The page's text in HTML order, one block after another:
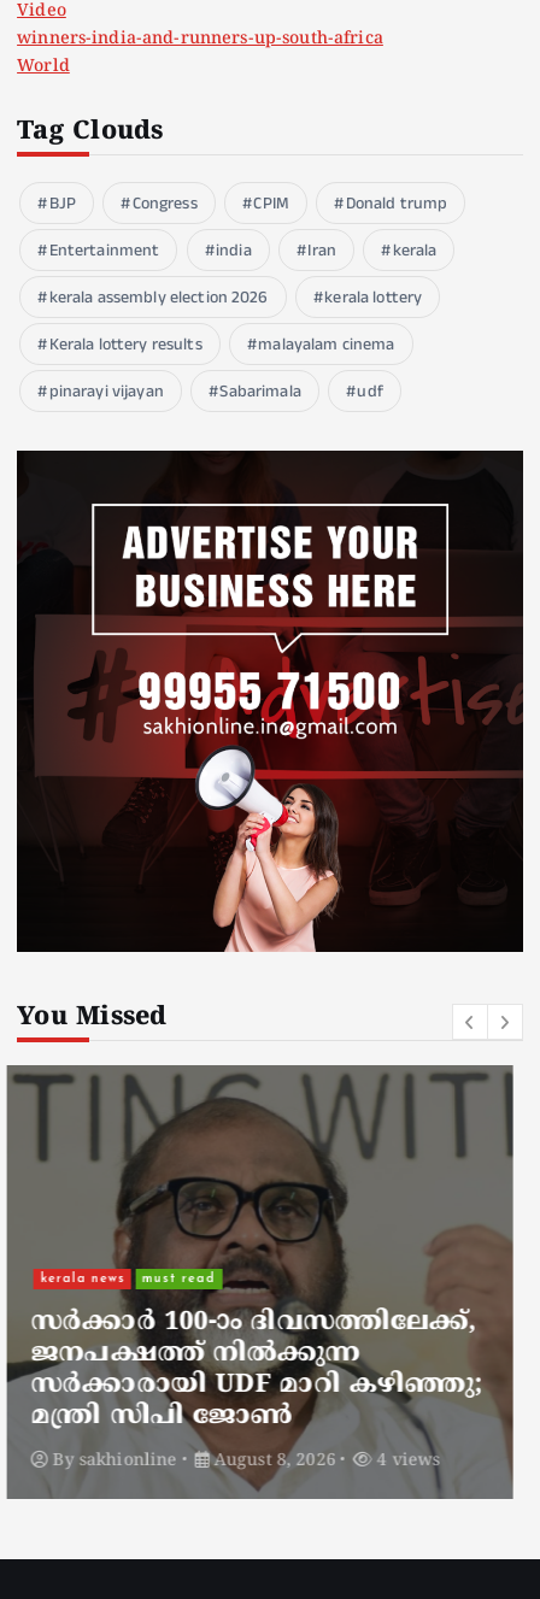
Video
winners-india-and-runners-up-south-africa
World
Tag Clouds
BJP Congress CPIM
Donald trump
Entertainment
india Iran
kerala
kerala assembly election 2026
kerala lottery
Kerala lottery results
malayalam cinema
pinarayi vijayan
Sabarimala udf
You Missed
kerala news must read
നാടെങ്ങും പൊലീസ് തിരയുന്നു,
ചായകുടിക്കാൻ എടപ്പാളിലെത്തി
അർജുൻ ആയങ്കി;
സഞ്ചരിക്കുന്നത് വാഹനങ്ങൾ
മാറ്റി
Bysakhionline August 8, 2026 6 views